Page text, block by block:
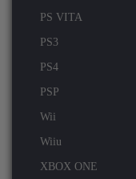
PS VITA
PS3
PS4
PSP
Wii
Wiiu
XBOX ONE